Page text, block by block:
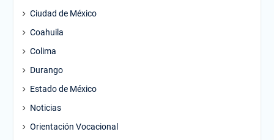
Ciudad de México
Coahuila
Colima
Durango
Estado de México
Noticias
Orientación Vocacional